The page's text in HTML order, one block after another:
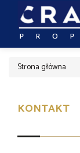
Strona główna
KONTAKT